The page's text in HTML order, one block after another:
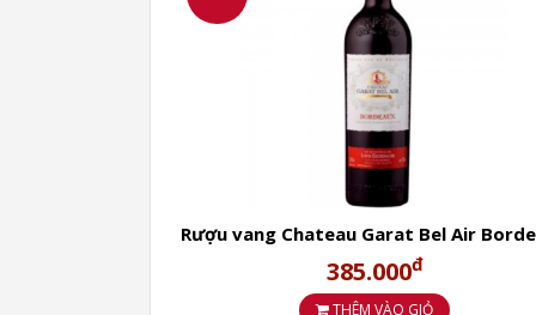
Château Lynch-Moussas 2010 có màu
cây đen, quả lý chua, quả sung và quả
Rượu vang Château Lynch-Moussas
nhất từ năm 2015 đến 2025, đây là
rượu vang lớn nhất ở Pháp. Được thành
vừa phân phối các loại rượu vang trên
Rượu vang Chateau Garat Bel Air
385.000đ
THÊM VÀO GIỎ